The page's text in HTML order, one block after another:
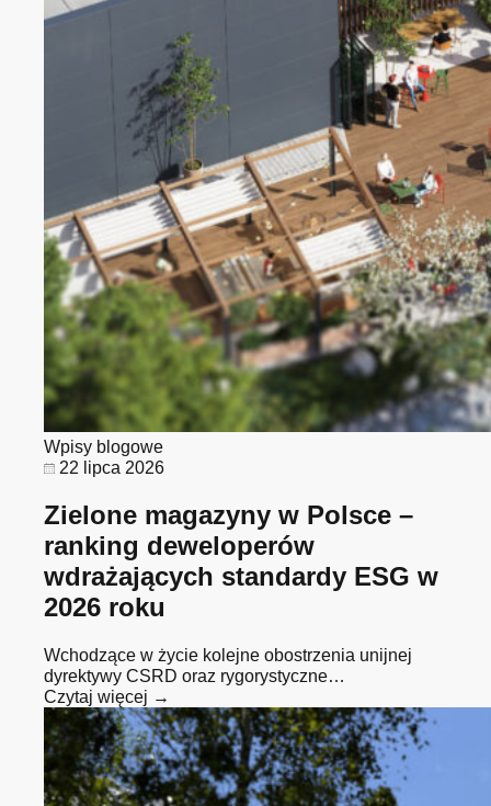
Wpisy blogowe
22 lipca 2026
Zielone magazyny w Polsce –
ranking deweloperów
wdrażających standardy ESG w
2026 roku
Wchodzące w życie kolejne obostrzenia unijnej
dyrektywy CSRD oraz rygorystyczne…
Czytaj więcej →